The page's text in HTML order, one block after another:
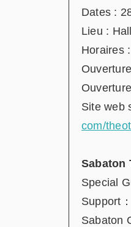
Dates :
Lieu :
Horaires :
Site web
com/
Sabaton
Special
Support
Sabaton